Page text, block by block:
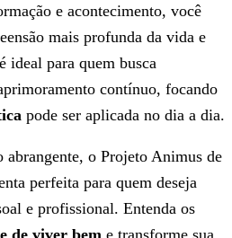
e acontecimento, você
mais profunda da vida e
ideal para quem busca
contínuo, focando
pode ser aplicada no dia a dia.
o Projeto Animus de
perfeita para quem deseja
e profissional. Entenda os